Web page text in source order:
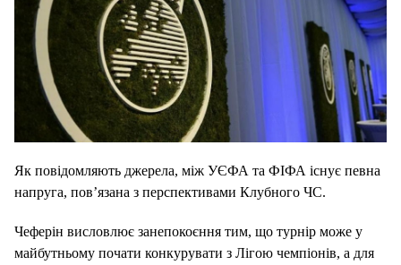
Як повідомляють джерела, між УЄФА та ФІФА існує певна
напруга, пов’язана з перспективами Клубного ЧС.
Чеферін висловлює занепокоєння тим, що турнір може у
майбутньому почати конкурувати з Лігою чемпіонів, а для